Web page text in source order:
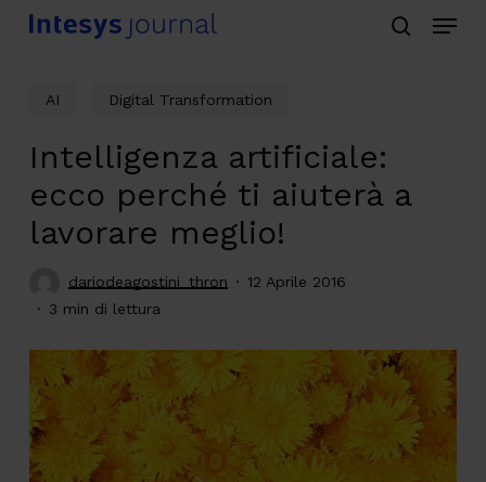
Skip
Menu
AI Digital Transformation
Intelligenza artificiale:
ecco perché ti aiuterà a
lavorare meglio!
dariodeagostini_thron
12 Aprile 2016
3 min di lettura